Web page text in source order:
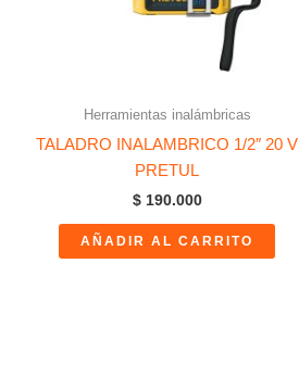
Herramientas inalámbricas
TALADRO INALAMBRICO 1/2″ 20 V
PRETUL
$190.000
AÑADIR AL CARRITO